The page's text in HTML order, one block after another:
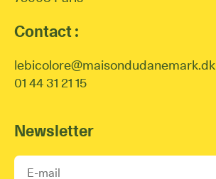
Contact :
lebicolore@maisondudanemark.dk
01 44 31 21 15
Newsletter